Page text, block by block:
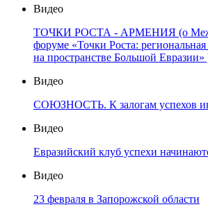
Видео
ТОЧКИ РОСТА - АРМЕНИЯ (о
форуме «Точки Роста:
на пространстве Большой Евразии»
Видео
СОЮЗНОСТЬ. К залогам успехов
Видео
Евразийский клуб успехи
Видео
23 февраля в Запорожской области